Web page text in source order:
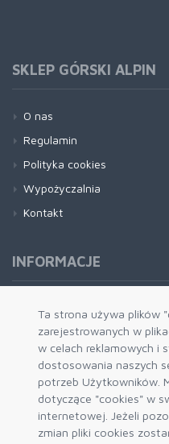
Ta strona używa plików
zarejestrowanych w
w celach reklamowych i
dostosowania naszych
potrzeb Użytkowników.
dotyczące "cookies" w
internetowej. Jeżeli
zmian pliki cookies
SKLEP GÓRSKI ALPIN
O nas
Regulamin
Polityka cookies
Wypożyczalnia
Kontakt
INFORMACJE
Formy płatności
Dostawa i wysyłka
Zwrot i wymiana
System rabatowy
Kody rabatowe
Blog